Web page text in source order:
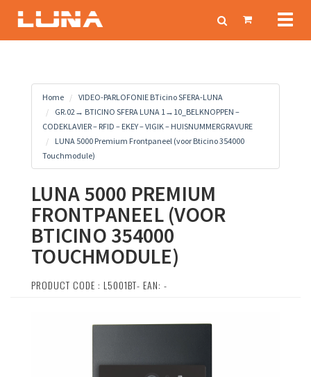
Home
VIDEO-PARLOFONIE BTicino SFERA-LUNA
GR.02→ BTICINO SFERA LUNA 1→10_BELKNOPPEN –
CODEKLAVIER – RFID – EKEY – VIGIK – HUISNUMMERGRAVURE
LUNA 5000 Premium Frontpaneel (voor Bticino 354000
Touchmodule)
LUNA 5000 PREMIUM
FRONTPANEEL (VOOR
BTICINO 354000
TOUCHMODULE)
PRODUCT CODE : L5001BT- EAN: -